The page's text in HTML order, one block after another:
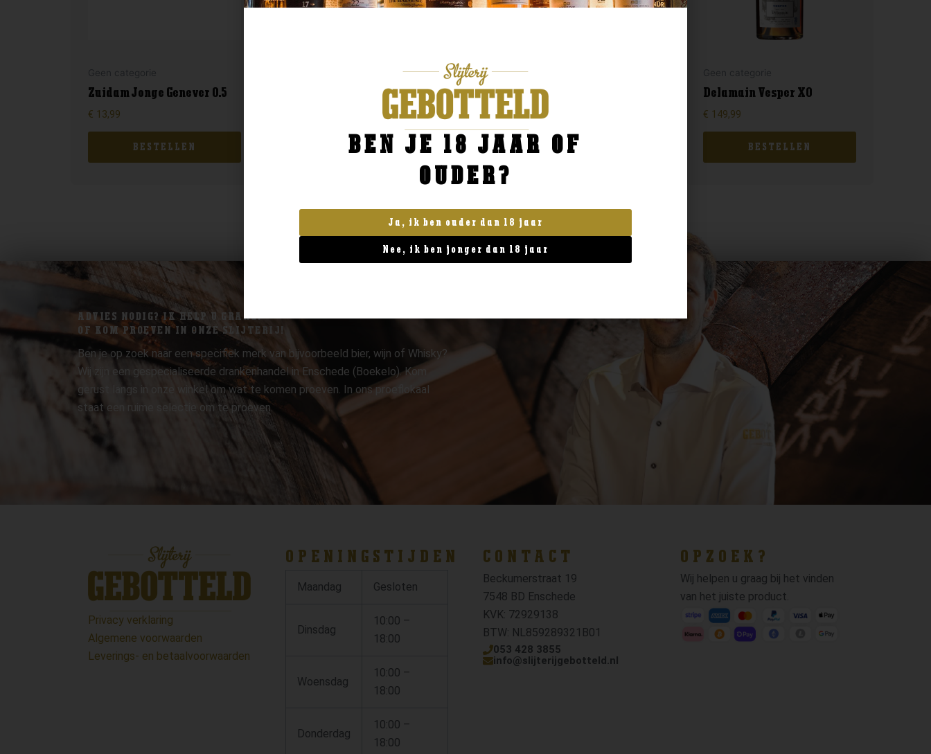
Zuidam Jonge Genever 0.5
€ 13,99
BESTELLEN
Cachaca 51 Pirassununga
BESTELLEN
Geen categorie
Enate Crianza
13,99
BESTELLEN
Delamain Vesper XO
€ 149,99
BESTELLEN
ADVIES NODIG? IK HELP U GRAAG.
OF KOM PROEVEN IN ONZE SLIJTERIJ!
Ben je op zoek naar een specifiek merk van bijvoorbeeld bier, wijn of Whisky?
Wij zijn een gespecialiseerde drankenhandel in Enschede (Boekelo). Kom
gerust langs in onze winkel om wat te komen proeven. In ons proeflokaal
staat een ruime selectie om te proeven.
Privacy verklaring
Algemene voorwaarden
Leverings- en betaalvoorwaarden
OPENINGSTIJDEN
Maandag Gesloten
Dinsdag
10:00 –
18:00
Woensdag
10:00 –
18:00
Donderdag
10:00 –
18:00
CONTACT
Beckumerstraat 19
7548 BD Enschede
KVK: 72929138
BTW: NL859289321B01
053 428 3855
info@slijterijgebotteld.nl
OPZOEK?
Wij helpen u graag bij het vinden
van het juiste product.
BEN JE 18 JAAR OF
OUDER?
Ja, ik ben ouder dan 18 jaar
Nee, ik ben jonger dan 18 jaar